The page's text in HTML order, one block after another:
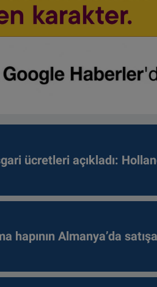
ücretleri açıkladı:
hapının Almanya’da